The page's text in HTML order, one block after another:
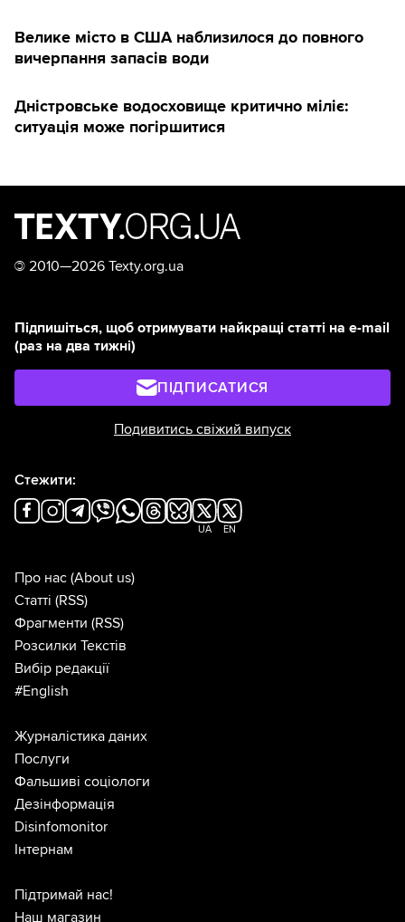
Велике місто в США наблизилося до повного
вичерпання запасів води
Дністровське водосховище критично міліє:
ситуація може погіршитися
© 2010—2026 Texty.org.ua
Підпишіться, щоб отримувати найкращі статті на e-mail
(раз на два тижні)
ПІДПИСАТИСЯ
Подивитись свіжий випуск
Стежити:
UA EN
Про нас (About us)
Статті (RSS)
Фрагменти (RSS)
Розсилки Текстів
Вибір редакції
#English
Журналістика даних
Послуги
Фальшиві соціологи
Дезінформація
Disinfomonitor
Інтернам
Підтримай нас!
Наш магазин